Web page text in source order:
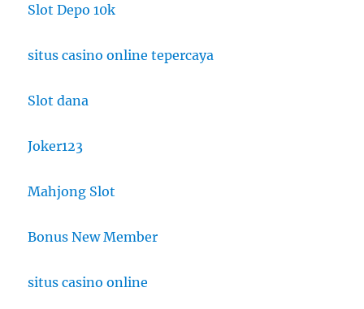
Slot Depo 10k
situs casino online tepercaya
Slot dana
Joker123
Mahjong Slot
Bonus New Member
situs casino online